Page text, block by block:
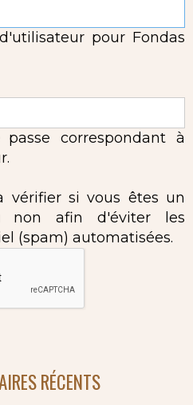
pour Fondas
correspondant à
vérifier si vous êtes un
non afin d'éviter les
(spam) automatisées.
RÉCENTS